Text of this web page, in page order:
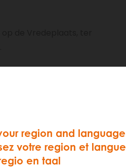
region and language
votre region et langue
en taal
2
autom.